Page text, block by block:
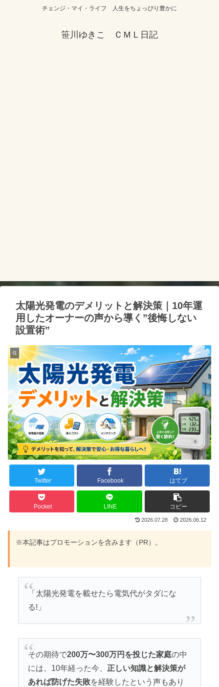
チェンジ・マイ・ライフ 人生をちょっぴり豊かに
笹川ゆきこ ＣＭＬ日記
太陽光発電のデメリットと解決策｜10年運
用したオーナーの声から導く”後悔しない
設置術”
住
Twitter Facebook はてブ
Pocket LINE コピー
2026.07.28 2026.06.12
※本記事はプロモーションを含みます（PR）。
「太陽光発電を載せたら電気代がタダにな
る!」
その期待で200万〜300万円を投じた家庭の中
には、10年経った今、 正しい知識と解決策が
あれば防げた失敗を経験したという声もあり